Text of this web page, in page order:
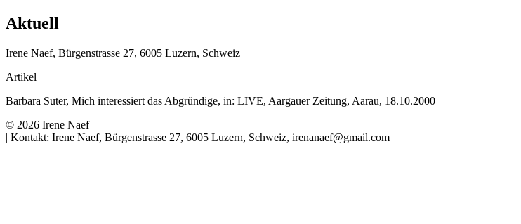
Aktuell
Irene Naef, Bürgenstrasse 27, 6005 Luzern, Schweiz
Artikel
Barbara Suter, Mich interessiert das Abgründige, in: LIVE, Aargauer Zeitung, Aarau, 18.10.2000
© 2026 Irene Naef
| Kontakt: Irene Naef, Bürgenstrasse 27, 6005 Luzern, Schweiz, irenanaef@gmail.com